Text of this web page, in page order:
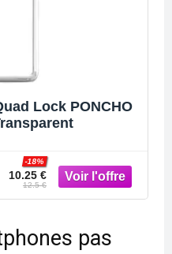
Lock PONCHO
10.25 €
-18%
12.5 €
pas